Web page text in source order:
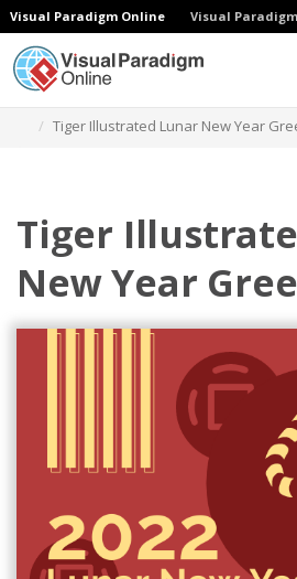
Visual Paradigm Online Visual
Tiger Illustrated Lunar New Year
Tiger
New Year